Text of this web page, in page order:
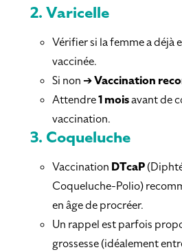
2. Varicelle
Vérifier si la femme a déjà
vaccinée.
Si non ➔Vaccination
Attendre1 moisavant de
vaccination.
3. Coqueluche
Vaccination DTcaP
Coqueluche-Polio)
en âge de procréer.
Un rappel est parfois
grossesse (idéalement